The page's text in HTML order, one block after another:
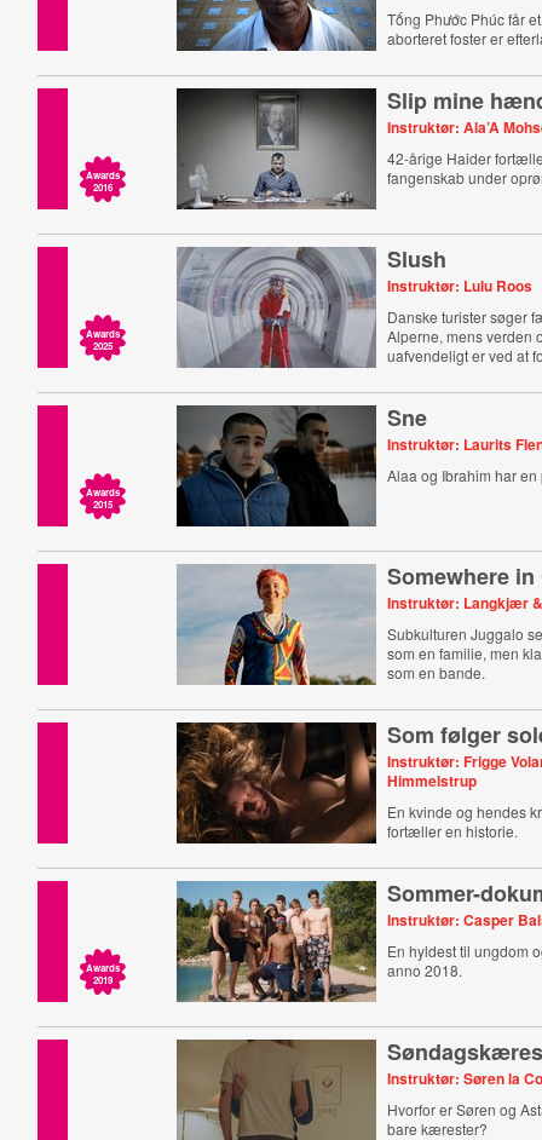
Tống Phước Phúc får
aborteret foster er
Awards
2016
Slip mine
Instruktør: Ala’A
42-årige Haider
fangenskab under
Awards
2025
Slush
Instruktør: Lulu Roos
Danske turister søger
Alperne, mens verden
uafvendeligt er ved at
Awards
2015
Sne
Instruktør: Laurits
Alaa og Ibrahim har en
Somewhere
Instruktør: Langkjær
Subkulturen Juggalo
som en familie, men
som en bande.
Som følger
Instruktør: Frigge
Himmelstrup
En kvinde og hendes
fortæller en historie.
Awards
2019
Sommer-
Instruktør: Casper
En hyldest til ungdom
anno 2018.
Instruktør: Søren la
Hvorfor er Søren og
bare kærester?